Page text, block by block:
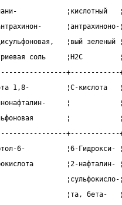
¦вый
соль     ¦Н2С
+------------
1,8-         ¦С-
¦
¦
+------------
6-          ¦6-
¦2-
¦та, бета-